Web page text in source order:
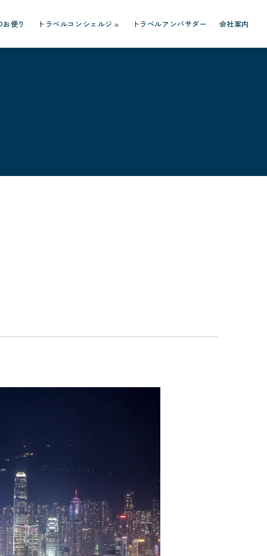
便り トラベルコンシェルジュ トラベルアンバサダー 会社案内